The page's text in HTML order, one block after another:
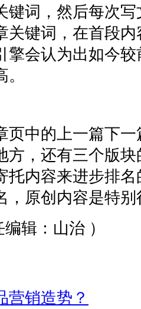
键词，然后每次
关键词，在首段
擎会认为出如今
中的上一篇下一
方，还有三个版
托内容来进步排
，原创内容是特
编辑：山治 ）
营销造势？